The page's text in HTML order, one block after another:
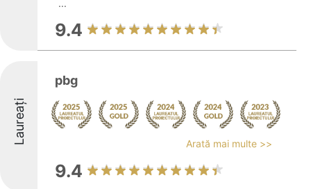
...
9.4
Laureați
pbg
Arată mai multe >>
9.4